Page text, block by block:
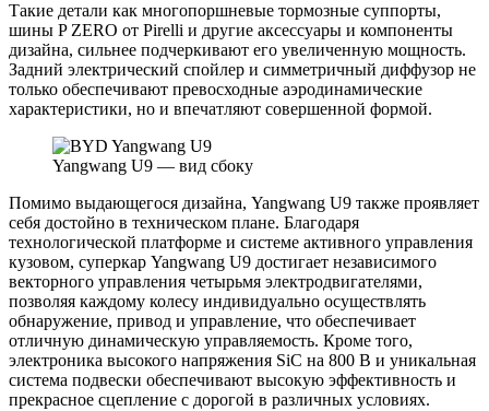
Такие детали как многопоршневые тормозные суппорты,
шины P ZERO от Pirelli и другие аксессуары и компоненты
дизайна, сильнее подчеркивают его увеличенную мощность.
Задний электрический спойлер и симметричный диффузор не
только обеспечивают превосходные аэродинамические
характеристики, но и впечатляют совершенной формой.
Yangwang U9 — вид сбоку
Помимо выдающегося дизайна, Yangwang U9 также проявляет
себя достойно в техническом плане. Благодаря
технологической платформе и системе активного управления
кузовом, суперкар Yangwang U9 достигает независимого
векторного управления четырьмя электродвигателями,
позволяя каждому колесу индивидуально осуществлять
обнаружение, привод и управление, что обеспечивает
отличную динамическую управляемость. Кроме того,
электроника высокого напряжения SiC на 800 В и уникальная
система подвески обеспечивают высокую эффективность и
прекрасное сцепление с дорогой в различных условиях.